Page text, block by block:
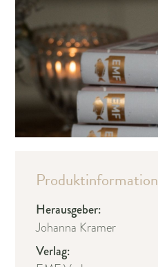
Produktinformation
Herausgeber:
Johanna Kramer
Verlag: